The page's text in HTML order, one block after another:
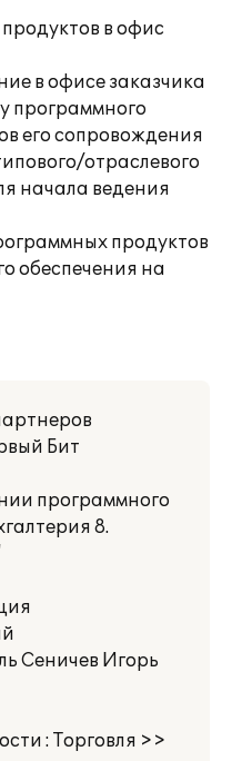
в офис
в офисе заказчика
программного
его сопровождения
отраслевого
начала ведения
продуктов
обеспечения на
Бит
программного
8.
Сеничев Игорь
: Торговля >>